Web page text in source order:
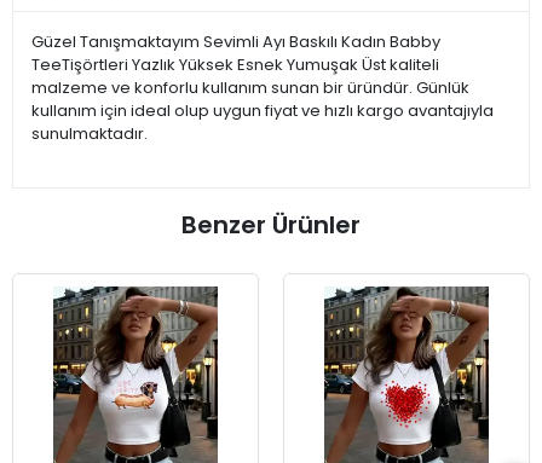
Güzel Tanışmaktayım Sevimli Ayı Baskılı Kadın Babby
TeeTişörtleri Yazlık Yüksek Esnek Yumuşak Üst kaliteli
malzeme ve konforlu kullanım sunan bir üründür. Günlük
kullanım için ideal olup uygun fiyat ve hızlı kargo avantajıyla
sunulmaktadır.
Benzer Ürünler